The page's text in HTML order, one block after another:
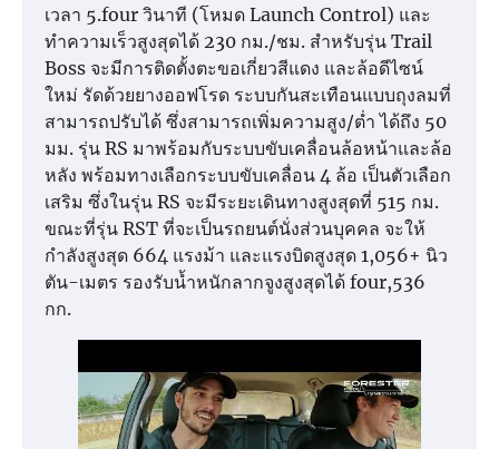
เวลา 5.four วินาที (โหมด Launch Control) และ
ทำความเร็วสูงสุดได้ 230 กม./ชม. สำหรับรุ่น Trail
Boss จะมีการติดตั้งตะขอเกี่ยวสีแดง และล้อดีไซน์
ใหม่ รัดด้วยยางออฟโรด ระบบกันสะเทือนแบบถุงลมที่
สามารถปรับได้ ซึ่งสามารถเพิ่มความสูง/ต่ำ ได้ถึง 50
มม. รุ่น RS มาพร้อมกับระบบขับเคลื่อนล้อหน้าและล้อ
หลัง พร้อมทางเลือกระบบขับเคลื่อน 4 ล้อ เป็นตัวเลือก
เสริม ซึ่งในรุ่น RS จะมีระยะเดินทางสูงสุดที่ 515 กม.
ขณะที่รุ่น RST ที่จะเป็นรถยนต์นั่งส่วนบุคคล จะให้
กำลังสูงสุด 664 แรงม้า และแรงบิดสูงสุด 1,056+ นิว
ตัน-เมตร รองรับน้ำหนักลากจูงสูงสุดได้ four,536
กก.